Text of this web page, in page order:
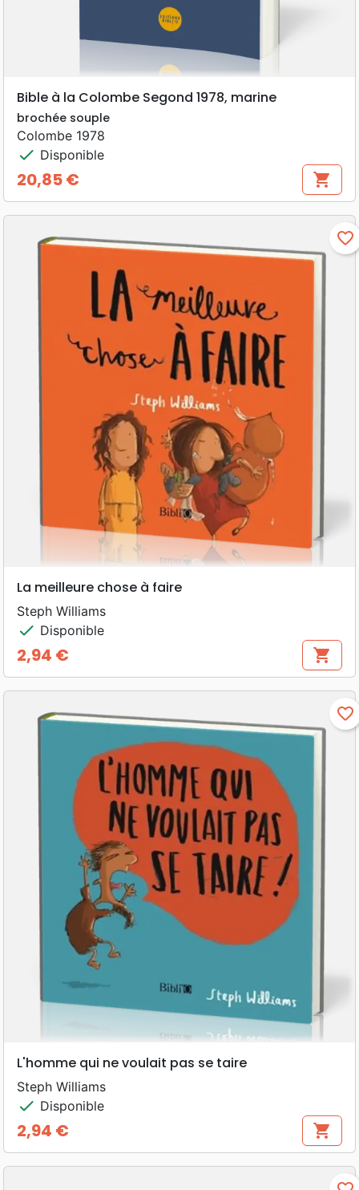
Bible à la Colombe Segond 1978, marine
brochée souple
Colombe 1978
check Disponible
Prix
20,85 € shopping_cart
favorite_border
La meilleure chose à faire
Steph Williams
check Disponible
Prix
2,94 € shopping_cart
favorite_border
L'homme qui ne voulait pas se taire
Steph Williams
check Disponible
Prix
2,94 € shopping_cart